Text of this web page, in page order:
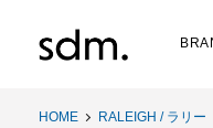
HOME RALEIGH / ラリー